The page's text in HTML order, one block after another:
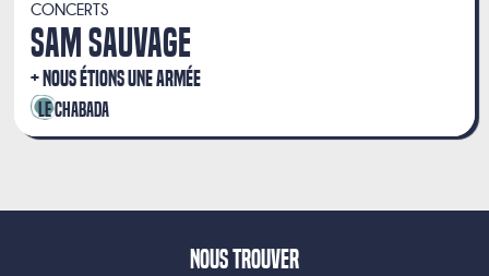
CONCERTS
SAM SAUVAGE
NOUS ÉTIONS UNE ARMÉE
Le Chabada
Nous trouver